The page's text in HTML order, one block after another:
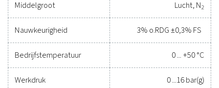
Betrouwbare tools om
prestaties bij te houden,
efficiëntie te verbeteren
kosten te verlagen